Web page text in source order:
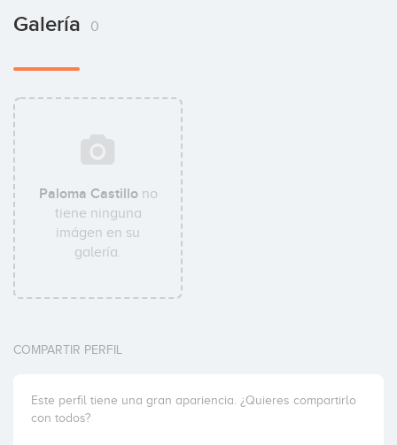
Galería 0
Paloma Castillono
tiene ninguna
imágen en su
galería.
COMPARTIR PERFIL
Este perfil tiene una gran apariencia. ¿Quieres compartirlo
con todos?